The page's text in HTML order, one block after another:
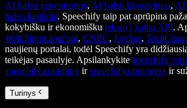
AI balso generatorius, AI balso klonavimas, AI
balso keitiklis. Speechify taip pat aprūpina
kokybišku ir ekonomišku teksto į kalbą API.
Wall Street Journal, CNBC, Forbes,
naujienų portalai, todėl Speechify yra
teikėjas pasaulyje. Apsilankykite
speechify.com/blog irspeechify.com/press ir
Turinys